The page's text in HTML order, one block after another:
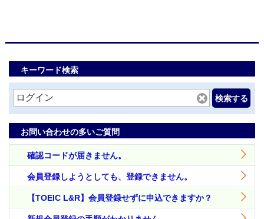
キーワード検索
検索する
お問い合わせの多いご質問
確認コードが届きません。
会員登録しようとしても、登録できません。
【TOEIC L&R】会員登録せずに申込できますか？